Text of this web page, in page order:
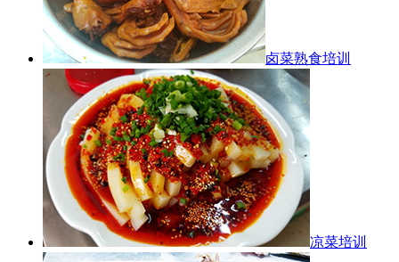
卤菜熟食培训
凉菜培训